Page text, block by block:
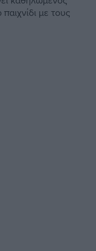
με τους